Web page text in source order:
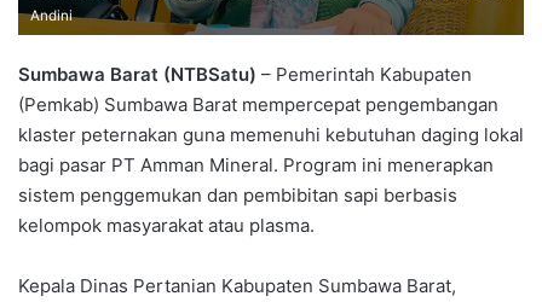
Andini
Sumbawa Barat (NTBSatu) – Pemerintah Kabupaten
(Pemkab) Sumbawa Barat mempercepat pengembangan
klaster peternakan guna memenuhi kebutuhan daging lokal
bagi pasar PT Amman Mineral. Program ini menerapkan
sistem penggemukan dan pembibitan sapi berbasis
kelompok masyarakat atau plasma.
Kepala Dinas Pertanian Kabupaten Sumbawa Barat,